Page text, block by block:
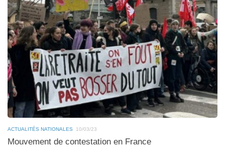
ACTUALITÉS NATIONALES 10/03/23
Mouvement de contestation en France